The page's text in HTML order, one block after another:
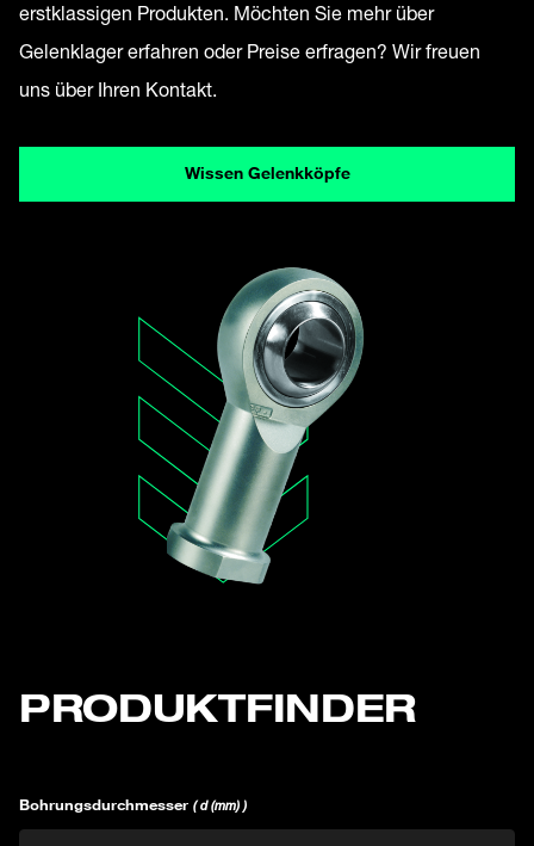
erstklassigen Produkten. Möchten Sie mehr über
Gelenklager erfahren oder Preise erfragen? Wir freuen
uns über Ihren Kontakt.
Wissen Gelenkköpfe
PRODUKTFINDER
Bohrungsdurchmesser ( d (mm) )